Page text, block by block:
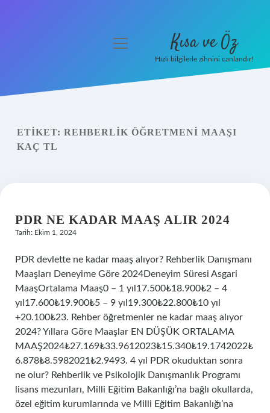
Yasal Uyarı
menüyü
Kısa ve Öz
Hızlı bilgilerle zihnini canlandır!
ETIKET: REHBERLIK ÖĞRETMENI MAAŞI
KAÇ TL
PDR NE KADAR MAAŞ ALIR 2024
Tarih: Ekim 1, 2024
PDR devlette ne kadar maaş alıyor? Rehberlik Danışmanı
Maaşları Deneyime Göre 2024Deneyim Süresi Asgari
MaaşOrtalama Maaş0 – 1 yıl17.500₺18.900₺2 – 4
yıl17.600₺19.900₺5 – 9 yıl19.300₺22.800₺10 yıl
+20.100₺23. Rehber öğretmenler ne kadar maaş alıyor
2024? Yıllara Göre Maaşlar EN DÜŞÜK ORTALAMA
MAAŞ2024₺27.169₺33.9612023₺15.340₺19.1742022₺
6.878₺8.5982021₺2.9493. 4 yıl PDR okuduktan sonra
ne olur? Rehberlik ve Psikolojik Danışmanlık Programı
lisans mezunları, Milli Eğitim Bakanlığı’na bağlı okullarda,
özel eğitim kurumlarında ve Milli Eğitim Bakanlığı’na